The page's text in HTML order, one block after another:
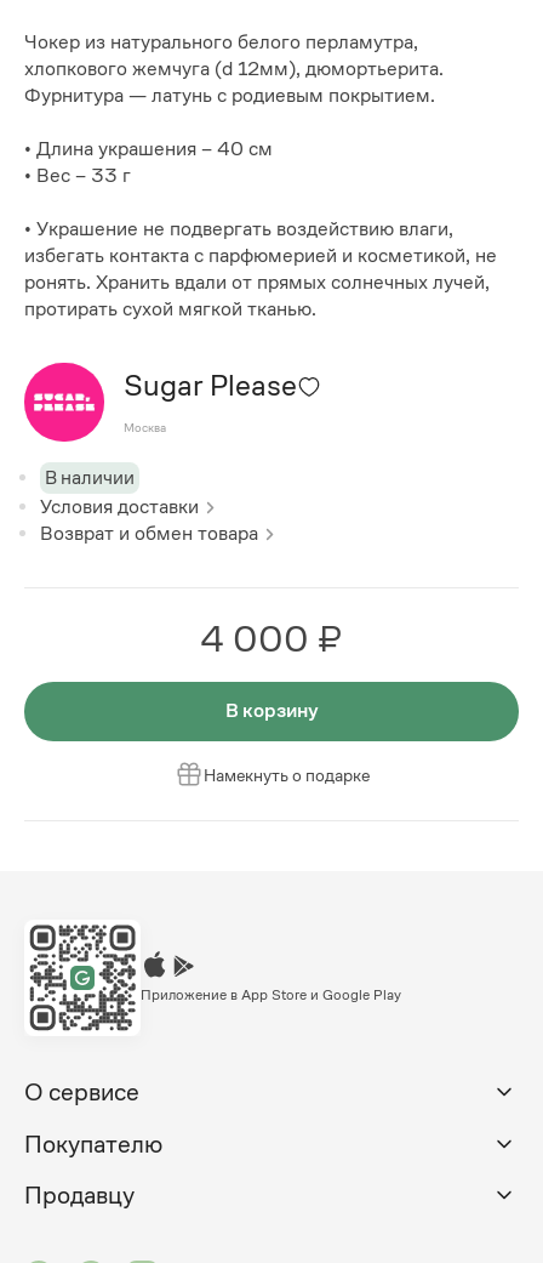
Чокер из натурального белого перламутра,
хлопкового жемчуга (d 12мм), дюмортьерита.
Фурнитура — латунь с родиевым покрытием.
• Длина украшения – 40 см
• Вес – 33 г
• Украшение не подвергать воздействию влаги,
избегать контакта с парфюмерией и косметикой, не
ронять. Хранить вдали от прямых солнечных лучей,
протирать сухой мягкой тканью.
Sugar Please
Москва
В наличии
Условия доставки
Возврат и обмен товара
4 000 ₽
В корзину
Намекнуть о подарке
Приложение в App Store и Google Play
О сервисе
Покупателю
Продавцу